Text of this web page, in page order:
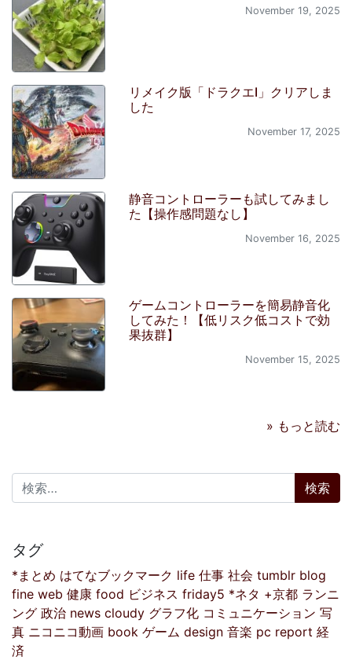
November 19, 2025
リメイク版「ドラクエI」クリアしま
した
November 17, 2025
静音コントローラーも試してみまし
た【操作感問題なし】
November 16, 2025
ゲームコントローラーを簡易静音化
してみた！【低リスク低コストで効
果抜群】
November 15, 2025
» もっと読む
検索:
タグ
*まとめ はてなブックマーク life 仕事 社会 tumblr blog
fine web 健康 food ビジネス friday5 *ネタ +京都 ランニ
ング 政治 news cloudy グラフ化 コミュニケーション 写
真 ニコニコ動画 book ゲーム design 音楽 pc report 経
済